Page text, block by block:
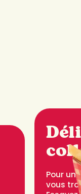
Pour un
vous